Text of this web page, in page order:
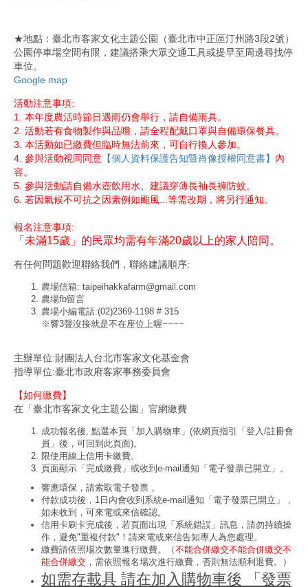
★地點：臺北市客家文化主題公園（臺北市中正區汀州路3段2號）
公園停車場空間有限，建議搭乘大眾交通工具或提早至周邊尋找停
車位。
Google map
活動注意事項:
1. 本年度農活時節日遇雨仍會舉行，請自備雨具。
2. 活動若有食物製作與品嚐，請全程配戴口罩與自備環保餐具。
3. 本活動如已繳費但臨時無法前來，可自行換人參加。
4. 參與活動視同同意 【個人資料保護告知暨肖像授權同意書】 內
容。
5. 參與活動請自備水壺飲用水、建議穿薄長袖長褲防蚊。
6. 若因氣候不可抗之因素例如颱風...等需改期，將另行通知。
報名注意事項:
「未滿15歲」的民眾均需有年滿20歲以上的家人陪同。
​有任何問題歡迎聯絡我們，聯絡建議順序:
農場信箱: taipeihakkafarm@gmail.com
農場fb留言
農場小編電話:(02)2369-1198 # 315
※響3聲沒接就是不在座位上喔~~~~
主辦單位:財團法人台北市客家文化基金會
指導單位:臺北市政府客家事務委員會
【如何繳費】
在「臺北市客家文化主題公園」官網繳費
成功報名後, 點選本頁「加入購物車」(依網頁指引「登入/註冊會
員」後，可回到此頁面)。
限使用線上信用卡繳費。
頁面顯示「完成繳費」或收到e-mail通知「電子發票已開立」。
響應環保，請索取電子發票 。
付款成功後，1日內會收到系統e-mail通知「電子發票已開立」，
如未收到，可來電或來信確認。
信用卡刷卡完成後，若頁面出現「系統錯誤」訊息，請勿持續操
作，避免"重複付款"！請來電或來信告知專人為您處理。
繳費請依照場次數量進行繳費。（不能合併繳交不能合併繳交不
能合併繳交 ，需依照報名場次進行繳費，否則無法順利退費。）
如需存載具 請在加入購物車後 「發票